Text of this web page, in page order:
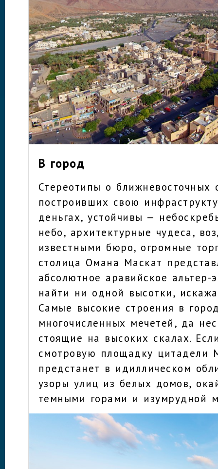
В город
Стереотипы о ближневосточных
построивших свою
деньгах, устойчивы —
небо, архитектурные чудеса,
известными бюро, огромные
столица Омана Маскат
абсолютное аравийское альтер-
найти ни одной высотки,
Самые высокие строения в
многочисленных мечетей, да
стоящие на высоких скалах.
смотровую площадку цитадели
предстанет в идиллическом
узоры улиц из белых домов,
темными горами и изумрудной